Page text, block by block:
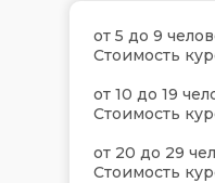
от 5 до 9
Стоимость
от 10 до 19
Стоимость
от 20 до 29
Стоимость